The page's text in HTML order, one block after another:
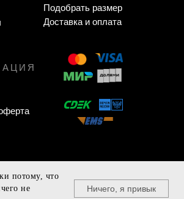
Zavodigital.ru
Подобрать размер
Доставка и оплата
потому, что
не
Ничего, я привык